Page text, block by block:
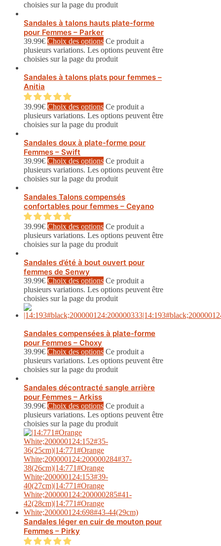
choisies sur la page du produit
Sandales à talons hauts plate-forme
pour Femmes – Parker
39.99€ Choix des options Ce produit a
plusieurs variations. Les options peuvent être
choisies sur la page du produit
Sandales à talons plats pour femmes –
Anitia
39.99€ Choix des options Ce produit a
plusieurs variations. Les options peuvent être
choisies sur la page du produit
Sandales doux à plate-forme pour
Femmes – Swift
39.99€ Choix des options Ce produit a
plusieurs variations. Les options peuvent être
choisies sur la page du produit
Sandales Talons compensés
confortables pour femmes – Ceyano
39.99€ Choix des options Ce produit a
plusieurs variations. Les options peuvent être
choisies sur la page du produit
Sandales d’été à bout ouvert pour
femmes de Senwy
39.99€ Choix des options Ce produit a
plusieurs variations. Les options peuvent être
choisies sur la page du produit
Sandales compensées à plate-forme
pour Femmes – Choxy
39.99€ Choix des options Ce produit a
plusieurs variations. Les options peuvent être
choisies sur la page du produit
Sandales décontracté sangle arrière
pour Femmes – Arkiss
39.99€ Choix des options Ce produit a
plusieurs variations. Les options peuvent être
choisies sur la page du produit
Sandales léger en cuir de mouton pour
Femmes – Pirky